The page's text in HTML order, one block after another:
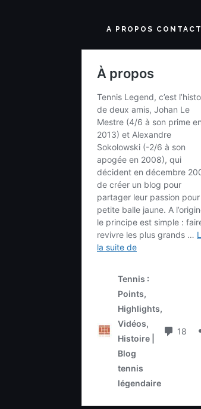
A PROPOS CONTACT